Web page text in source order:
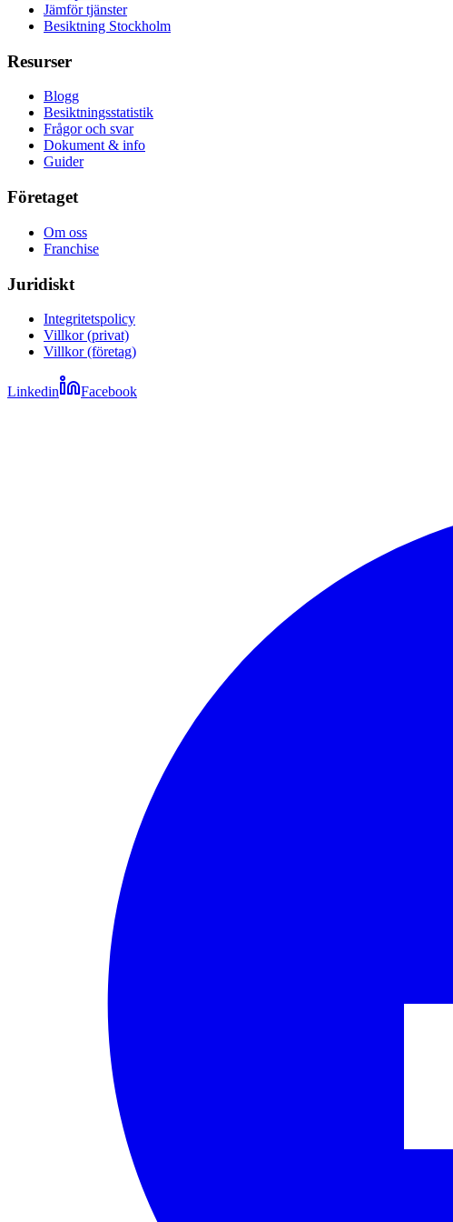
Jämför tjänster
Besiktning Stockholm
Resurser
Blogg
Besiktningsstatistik
Frågor och svar
Dokument & info
Guider
Företaget
Om oss
Franchise
Juridiskt
Integritetspolicy
Villkor (privat)
Villkor (företag)
Linkedin Facebook